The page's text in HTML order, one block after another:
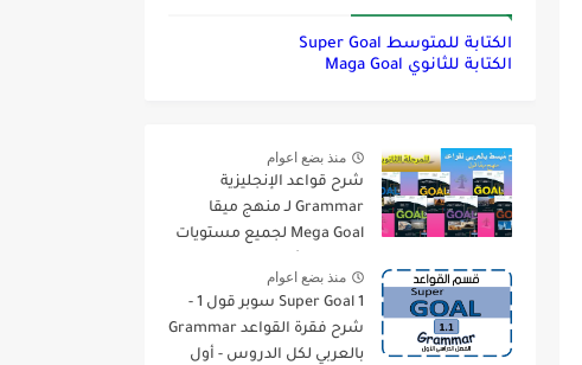
الكتابة للمتوسط Super Goal
الكتابة للثانوي Maga Goal
منذ بضع اعوام
شرح قواعد الإنجليزية
Grammar لـ منهج ميقا
Mega Goal لجميع مستويات
منذ بضع اعوام
Super Goal 1 سوبر قول 1 -
شرح فقرة القواعد Grammar
بالعربي لكل الدروس - أول